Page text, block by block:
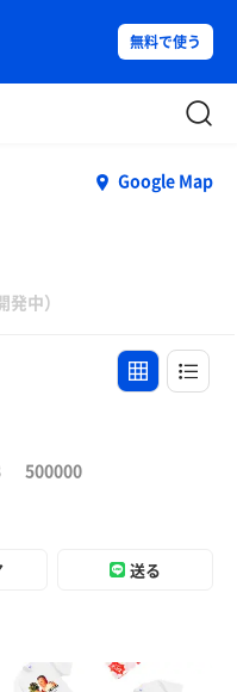
無料で使う
Google Map
中）
500000
送る